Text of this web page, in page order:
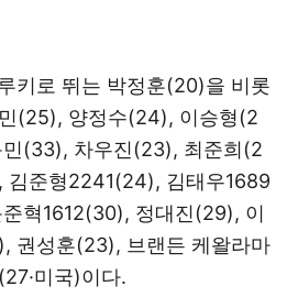
키로 뛰는 박정훈(20)을 비롯
(25), 양정수(24), 이승형(2
(33), 차우진(23), 최준희(2
준형2241(24), 김태우1689
혁1612(30), 정대진(29), 이
권성훈(23), 브랜든 케왈라마
미국)이다.